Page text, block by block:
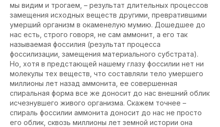
мы видим и трогаем, – результат длительных процессов
замещения исходных веществ другими, превратившими
умерший организм в окаменелую мумию. Дошедшее до
нас есть, строго говоря, не сам аммонит, а его так
называемая фоссилия (результат процесса
фоссилизации, замещения материального субстрата).
Но, хотя в предстающей нашему глазу фоссилии нет ни
молекулы тех веществ, что составляли тело умершего
миллионы лет назад аммонита, ее совершенная
спиральная форма все же доносит до нас внешний облик
исчезнувшего живого организма. Скажем точнее –
спираль фоссилии аммонита доносит до нас не просто
его облик, сквозь миллионы лет земной истории она